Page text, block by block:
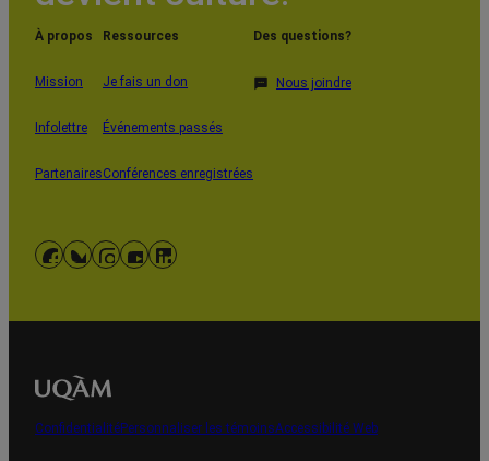
À propos
Mission
Infolettre
Partenaires
Ressources
Je fais un don
Événements passés
Conférences enregistrées
Des questions?
Nous joindre
Facebook
Bluesky
Instagram
YouTube
LinkedIn
ConfidentialitéPersonnaliser les témoinsAccessibilité Web